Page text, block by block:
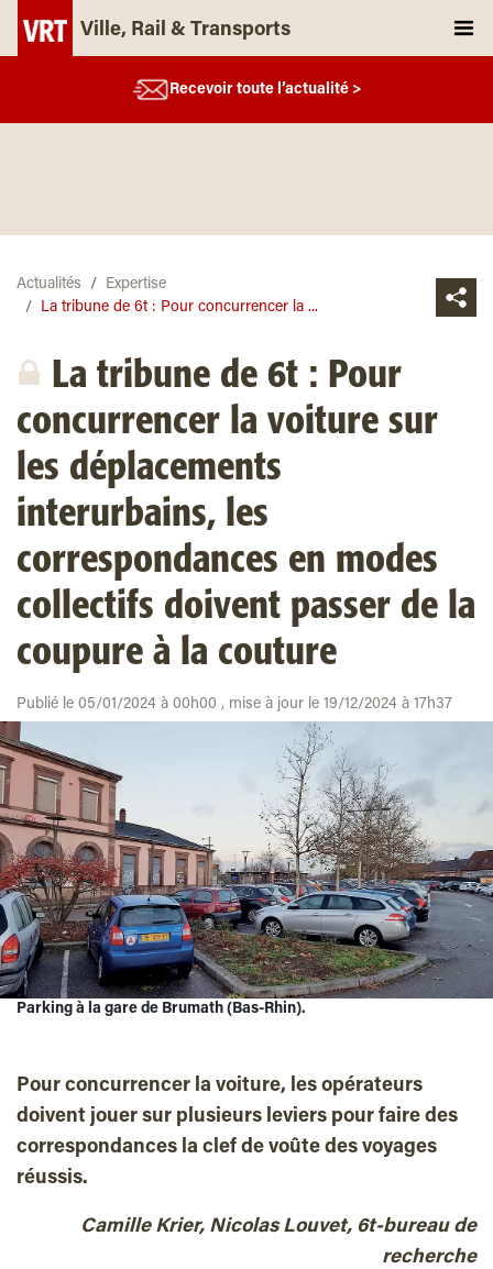
Ville, Rail & Transports
Recevoir toute l’actualité >
Actualités
Expertise
La tribune de 6t : Pour concurrencer la ...
La tribune de 6t : Pour
concurrencer la voiture sur
les déplacements
interurbains, les
correspondances en modes
collectifs doivent passer de la
coupure à la couture
Publié le 05/01/2024 à 00h00 , mise à jour le 19/12/2024 à 17h37
Parking à la gare de Brumath (Bas-Rhin).
Pour concurrencer la voiture, les opérateurs
doivent jouer sur plusieurs leviers pour faire des
correspondances la clef de voûte des voyages
réussis.
Camille Krier, Nicolas Louvet, 6t-bureau de
recherche